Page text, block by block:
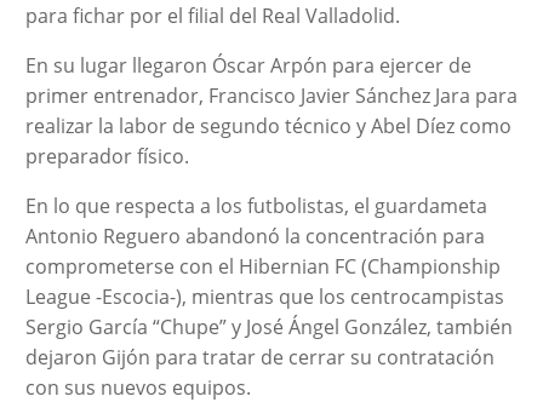
para fichar por el filial del Real Valladolid.
En su lugar llegaron Óscar Arpón para ejercer de
primer entrenador, Francisco Javier Sánchez Jara para
realizar la labor de segundo técnico y Abel Díez como
preparador físico.
En lo que respecta a los futbolistas, el guardameta
Antonio Reguero abandonó la concentración para
comprometerse con el Hibernian FC (Championship
League -Escocia-), mientras que los centrocampistas
Sergio García “Chupe” y José Ángel González, también
dejaron Gijón para tratar de cerrar su contratación
con sus nuevos equipos.